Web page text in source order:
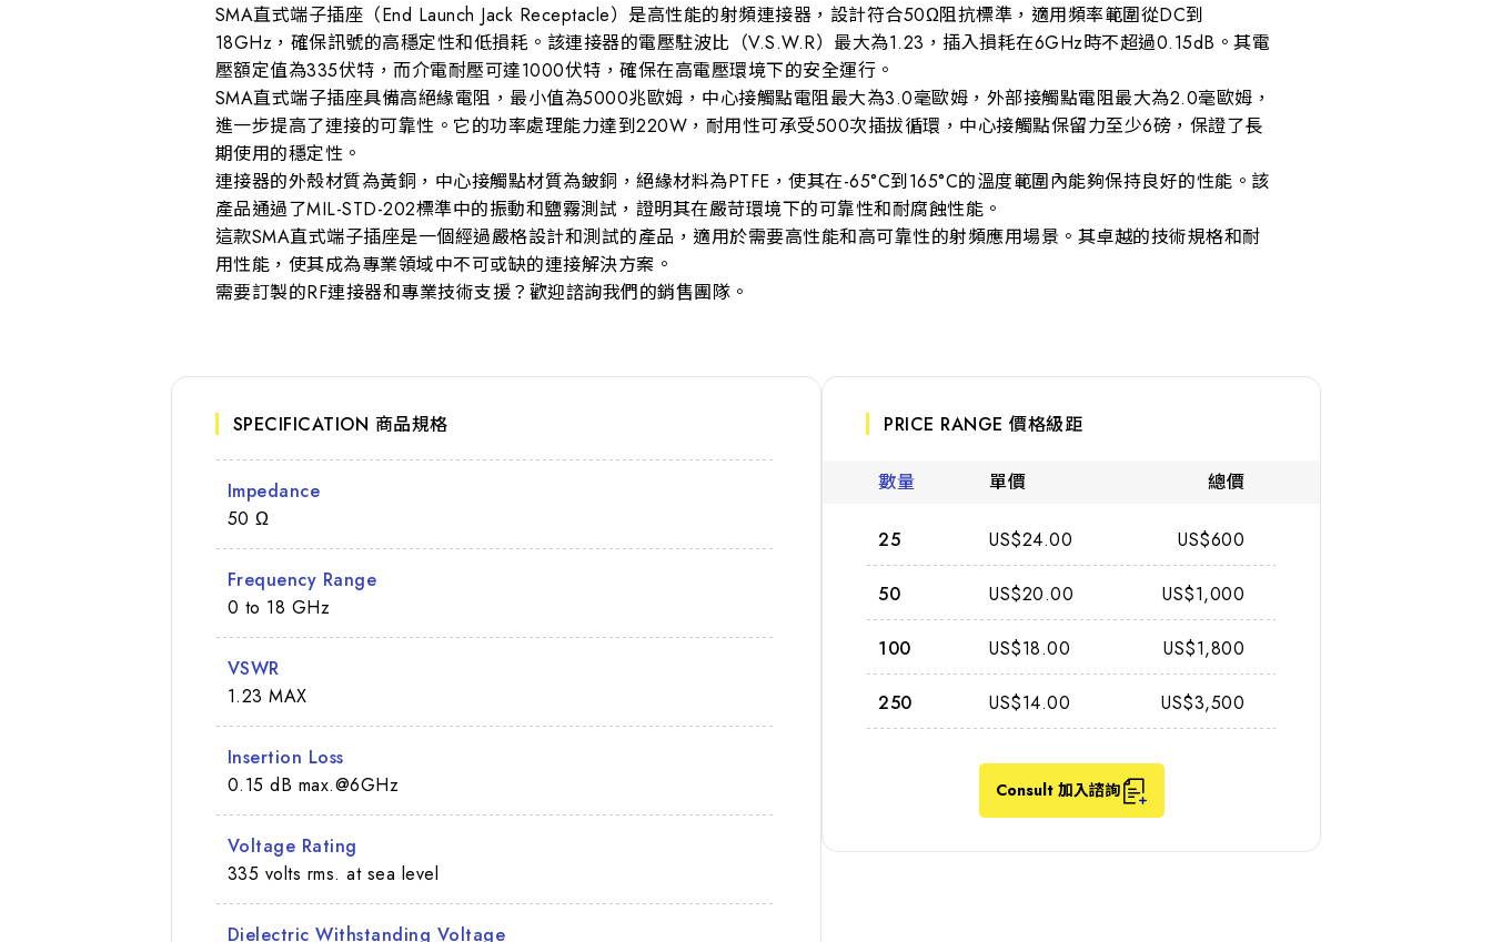
SMA直式端子插座（End Launch Jack Receptacle）是高性能的射頻連接器，設計符合50Ω阻抗標準，適用頻率範圍從DC到
18GHz，確保訊號的高穩定性和低損耗。該連接器的電壓駐波比（V.S.W.R）最大為1.23，插入損耗在6GHz時不超過0.15dB。其電
壓額定值為335伏特，而介電耐壓可達1000伏特，確保在高電壓環境下的安全運行。
SMA直式端子插座具備高絕緣電阻，最小值為5000兆歐姆，中心接觸點電阻最大為3.0毫歐姆，外部接觸點電阻最大為2.0毫歐姆，
進一步提高了連接的可靠性。它的功率處理能力達到220W，耐用性可承受500次插拔循環，中心接觸點保留力至少6磅，保證了長
期使用的穩定性。
連接器的外殼材質為黃銅，中心接觸點材質為鈹銅，絕緣材料為PTFE，使其在-65°C到165°C的溫度範圍內能夠保持良好的性能。該
產品通過了MIL-STD-202標準中的振動和鹽霧測試，證明其在嚴苛環境下的可靠性和耐腐蝕性能。
這款SMA直式端子插座是一個經過嚴格設計和測試的產品，適用於需要高性能和高可靠性的射頻應用場景。其卓越的技術規格和耐
用性能，使其成為專業領域中不可或缺的連接解決方案。
需要訂製的RF連接器和專業技術支援？歡迎諮詢我們的銷售團隊。
SPECIFICATION 商品規格
Impedance
50 Ω
Frequency Range
0 to 18 GHz
VSWR
1.23 MAX
Insertion Loss
0.15 dB max.@6GHz
Voltage Rating
335 volts rms. at sea level
Dielectric Withstanding Voltage
PRICE RANGE 價格級距
數量 單價 總價
25 US$24.00 US$600
50 US$20.00 US$1,000
100 US$18.00 US$1,800
250 US$14.00 US$3,500
Consult 加入諮詢